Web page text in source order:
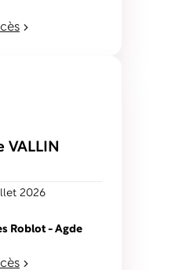
VALLIN
2026
Roblot - Agde